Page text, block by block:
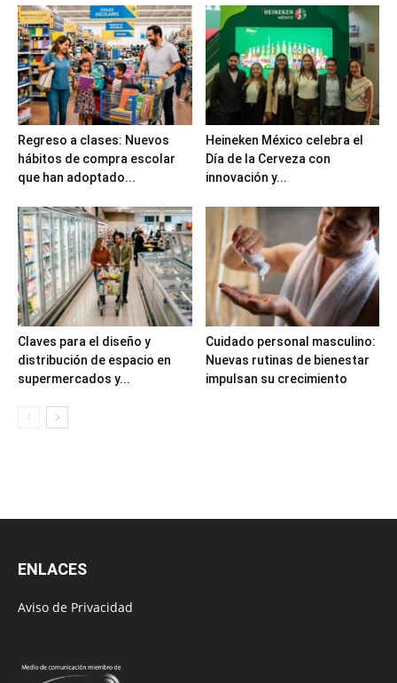
Regreso a clases: Nuevos
hábitos de compra escolar
que han adoptado...
Heineken México celebra el
Día de la Cerveza con
innovación y...
Claves para el diseño y
distribución de espacio en
supermercados y...
Cuidado personal masculino:
Nuevas rutinas de bienestar
impulsan su crecimiento
ENLACES
Aviso de Privacidad